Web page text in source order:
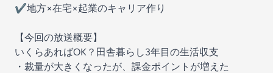
✔地方×在宅×起業のキャリア作り
【今回の放送概要】
いくらあればOK？田舎暮らし3年目の生活収支
・裁量が大きくなったが、課金ポイントが増えた